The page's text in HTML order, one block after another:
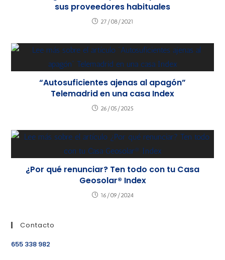
sus proveedores habituales
27/08/2021
“Autosuficientes ajenas al apagón”
Telemadrid en una casa Index
26/05/2025
¿Por qué renunciar? Ten todo con tu Casa
Geosolar® Index
16/09/2024
Contacto
655 338 982